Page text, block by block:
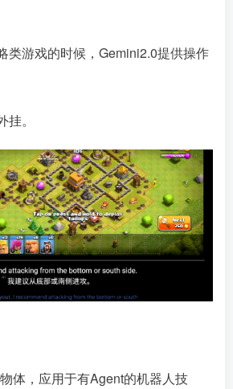
类游戏的时候，Gemini2.0提供操作
。
体，应用于有Agent的机器人技